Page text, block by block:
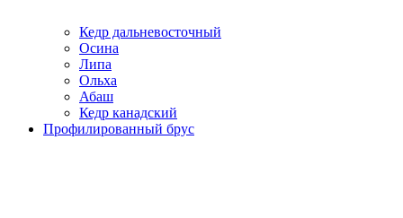
Кедр дальневосточный
Осина
Липа
Ольха
Абаш
Кедр канадский
Профилированный брус